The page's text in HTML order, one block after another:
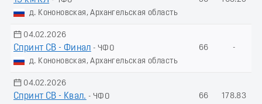
д. Кононовская, Архангельская область
04.02.2026
Спринт СВ - Финал - ЧФО
д. Кононовская, Архангельская область
66 -
04.02.2026
Спринт СВ - Квал. - ЧФО
66 178.83